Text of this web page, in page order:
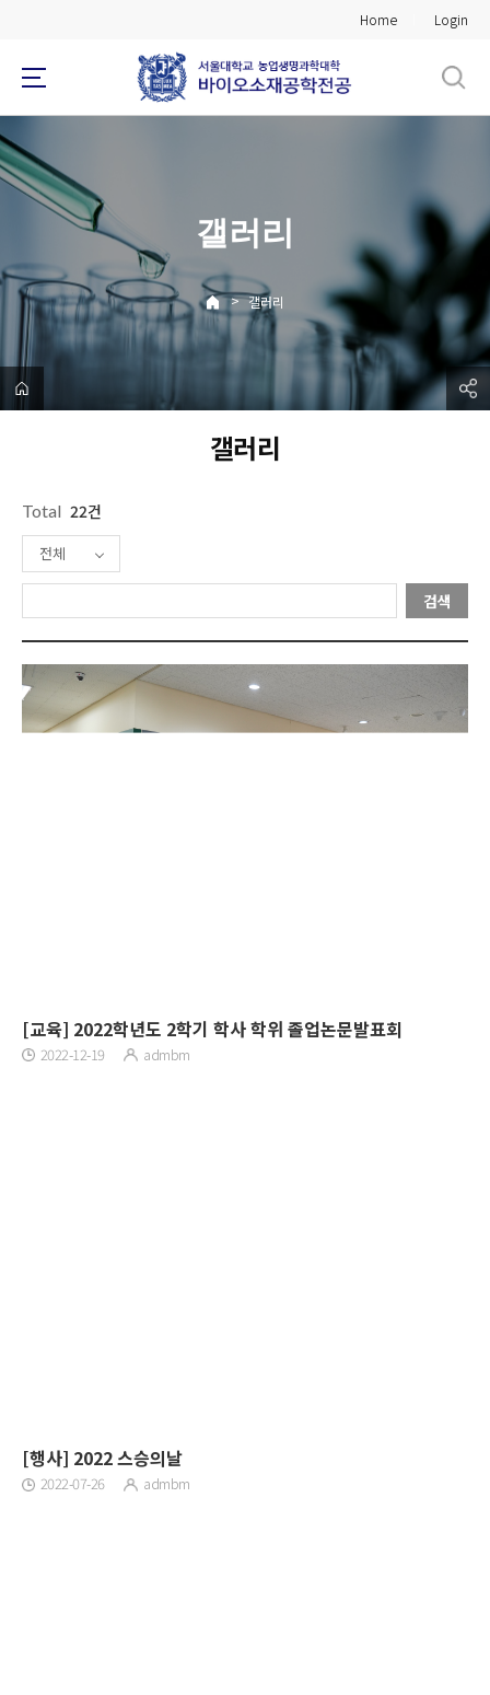
메
뉴
Home Login
갤러리
> 갤러리
갤러리
Total 22건
전체
검색
[교육] 2022학년도 2학기 학사 학위 졸업논문발표회
2022-12-19 admbm
[행사] 2022 스승의날
2022-07-26 admbm